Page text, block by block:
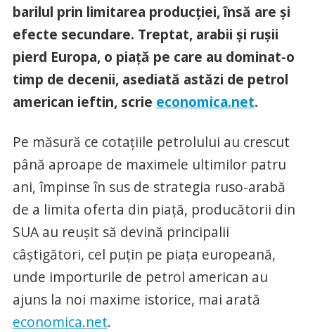
barilul prin limitarea producţiei, însă are şi
efecte secundare. Treptat, arabii şi ruşii
pierd Europa, o piaţă pe care au dominat-o
timp de decenii, asediată astăzi de petrol
american ieftin, scrie economica.net.
Pe măsură ce cotaţiile petrolului au crescut
până aproape de maximele ultimilor patru
ani, împinse în sus de strategia ruso-arabă
de a limita oferta din piaţă, producătorii din
SUA au reuşit să devină principalii
câştigători, cel puţin pe piaţa europeană,
unde importurile de petrol american au
ajuns la noi maxime istorice, mai arată
economica.net.